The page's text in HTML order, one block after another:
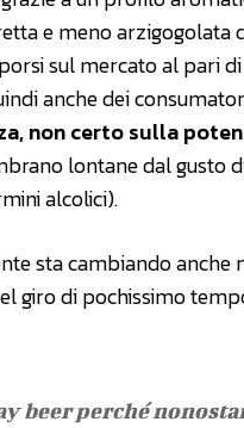
e meno arzigogolata
sul mercato al pari
anche dei
non certo sulla
lontane dal gusto
alcolici).
sta cambiando
giro di pochissimo
beer perché